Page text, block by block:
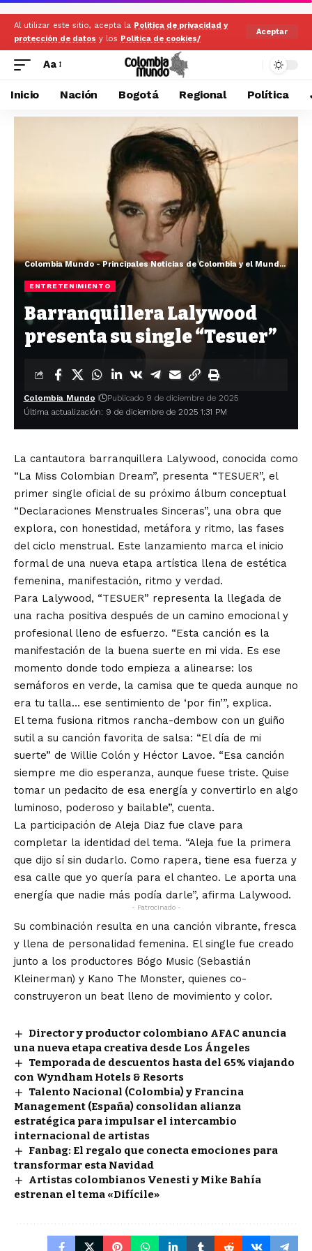
Al utilizar este sitio, acepta la Politica de privacidad y
protección de datos y los Politica de cookies/
Aceptar
Aa
Inicio Nación Bogotá Regional Política
Colombia Mundo - Principales Noticias de Colombia y el Mundo Hoy
ENTRETENIMIENTO
Barranquillera Lalywood
presenta su single “Tesuer”
Última actualización: 9 de diciembre de 2025 1:31 PM
Colombia Mundo Publicado 9 de diciembre de 2025
La cantautora barranquillera Lalywood, conocida como
“La Miss Colombian Dream”, presenta “TESUER”, el
primer single oficial de su próximo álbum conceptual
“Declaraciones Menstruales Sinceras”, una obra que
explora, con honestidad, metáfora y ritmo, las fases
del ciclo menstrual. Este lanzamiento marca el inicio
formal de una nueva etapa artística llena de estética
femenina, manifestación, ritmo y verdad.
Para Lalywood, “TESUER” representa la llegada de
una racha positiva después de un camino emocional y
profesional lleno de esfuerzo. “Esta canción es la
manifestación de la buena suerte en mi vida. Es ese
momento donde todo empieza a alinearse: los
semáforos en verde, la camisa que te queda aunque no
era tu talla… ese sentimiento de ‘por fin’”, explica.
El tema fusiona ritmos rancha-dembow con un guiño
sutil a su canción favorita de salsa: “El día de mi
suerte” de Willie Colón y Héctor Lavoe. “Esa canción
siempre me dio esperanza, aunque fuese triste. Quise
tomar un pedacito de esa energía y convertirlo en algo
luminoso, poderoso y bailable”, cuenta.
La participación de Aleja Diaz fue clave para
completar la identidad del tema. “Aleja fue la primera
que dijo sí sin dudarlo. Como rapera, tiene esa fuerza y
esa calle que yo quería para el chanteo. Le aporta una
energía que nadie más podía darle”, afirma Lalywood.
- Patrocinado -
Su combinación resulta en una canción vibrante, fresca
y llena de personalidad femenina. El single fue creado
junto a los productores Bógo Music (Sebastián
Kleinerman) y Kano The Monster, quienes co-
construyeron un beat lleno de movimiento y color.
Director y productor colombiano AFAC anuncia
una nueva etapa creativa desde Los Ángeles
Temporada de descuentos hasta del 65% viajando
con Wyndham Hotels & Resorts
Talento Nacional (Colombia) y Francina
Management (España) consolidan alianza
estratégica para impulsar el intercambio
internacional de artistas
Fanbag: El regalo que conecta emociones para
transformar esta Navidad
Artistas colombianos Venesti y Mike Bahía
estrenan el tema «Difícile»